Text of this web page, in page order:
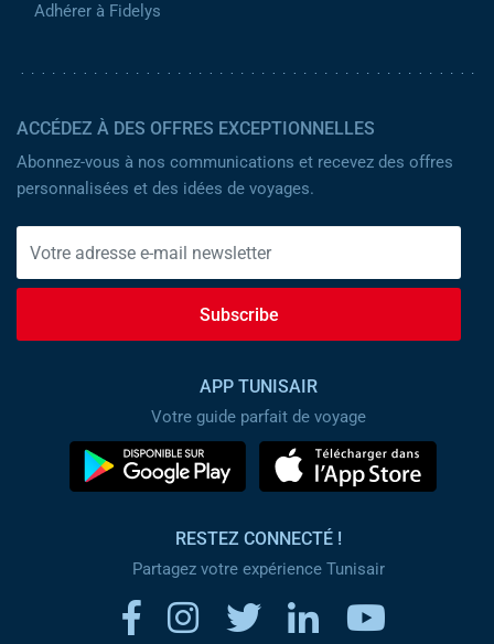
Adhérer à Fidelys
ACCÉDEZ À DES OFFRES EXCEPTIONNELLES
Abonnez-vous à nos communications et recevez des offres
personnalisées et des idées de voyages.
Subscribe
APP TUNISAIR
Votre guide parfait de voyage
RESTEZ CONNECTÉ !
Partagez votre expérience Tunisair